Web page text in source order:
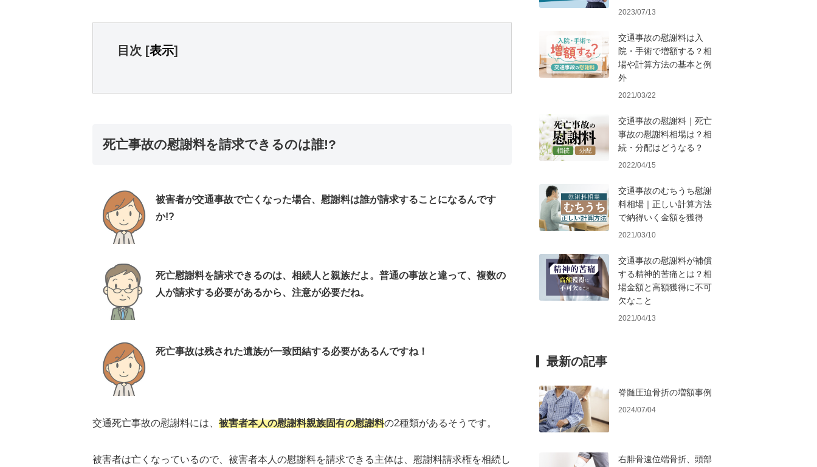
目次 [表示]
死亡事故の慰謝料を請求できるのは誰!?
被害者が交通事故で亡くなった場合、慰謝料は誰が請求することになるんです
か!?
死亡慰謝料を請求できるのは、相続人と親族だよ。普通の事故と違って、複数の
人が請求する必要があるから、注意が必要だね。
死亡事故は残された遺族が一致団結する必要があるんですね！
交通死亡事故の慰謝料には、 被害者本人の慰謝料親族固有の慰謝料の2種類があるそうです。
被害者は亡くなっているので、被害者本人の慰謝料を請求できる主体は、慰謝料請求権を相続し
2023/07/13
交通事故の慰謝料は入
院・手術で増額する？相
場や計算方法の基本と例
外
2021/03/22
交通事故の慰謝料｜死亡
事故の慰謝料相場は？相
続・分配はどうなる？
2022/04/15
交通事故のむちうち慰謝
料相場｜正しい計算方法
で納得いく金額を獲得
2021/03/10
交通事故の慰謝料が補償
する精神的苦痛とは？相
場金額と高額獲得に不可
欠なこと
2021/04/13
最新の記事
脊髄圧迫骨折の増額事例
2024/07/04
右腓骨遠位端骨折、頭部